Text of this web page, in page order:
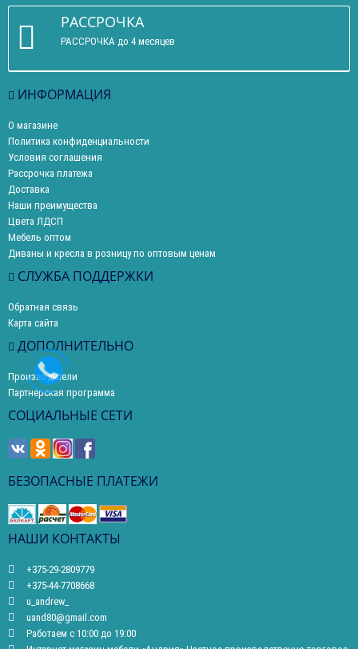
РАССРОЧКА
РАССРОЧКА до 4 месяцев
ИНФОРМАЦИЯ
О магазине
Политика конфиденциальности
Условия соглашения
Рассрочка платежа
Доставка
Наши преимущества
Цвета ЛДСП
Мебель оптом
Диваны и кресла в розницу по оптовым ценам
СЛУЖБА ПОДДЕРЖКИ
Обратная связь
Карта сайта
ДОПОЛНИТЕЛЬНО
Производители
Партнерская программа
СОЦИАЛЬНЫЕ СЕТИ
БЕЗОПАСНЫЕ ПЛАТЕЖИ
НАШИ КОНТАКТЫ
+375-29-2809779
+375-44-7708668
u_andrew_
uand80@gmail.com
Работаем с 10:00 до 19:00